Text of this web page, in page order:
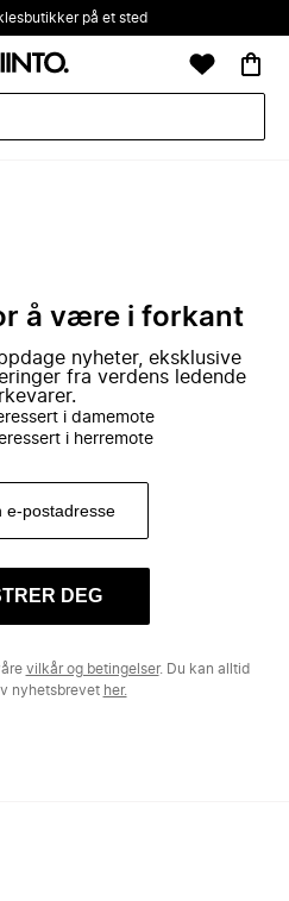
på et sted
å være i forkant
nyheter, eksklusive
fra verdens ledende
i damemote
i herremote
DEG
vilkår og betingelser. Du kan alltid
nyhetsbrevet her.